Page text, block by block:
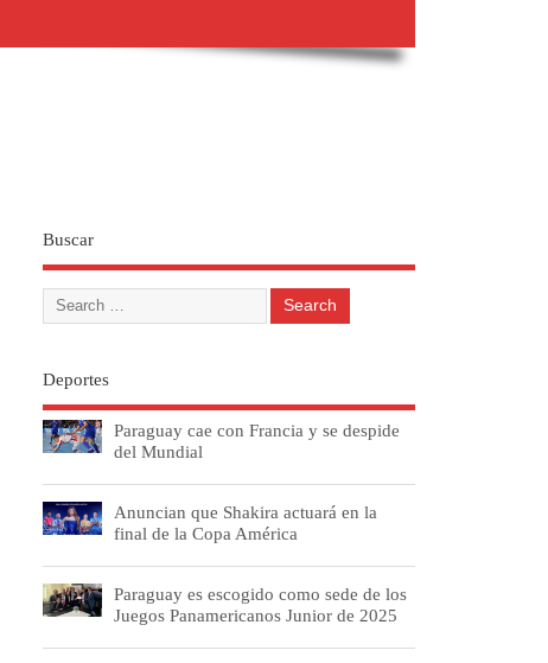
Buscar
Deportes
Paraguay cae con Francia y se despide
del Mundial
Anuncian que Shakira actuará en la
final de la Copa América
Paraguay es escogido como sede de los
Juegos Panamericanos Junior de 2025